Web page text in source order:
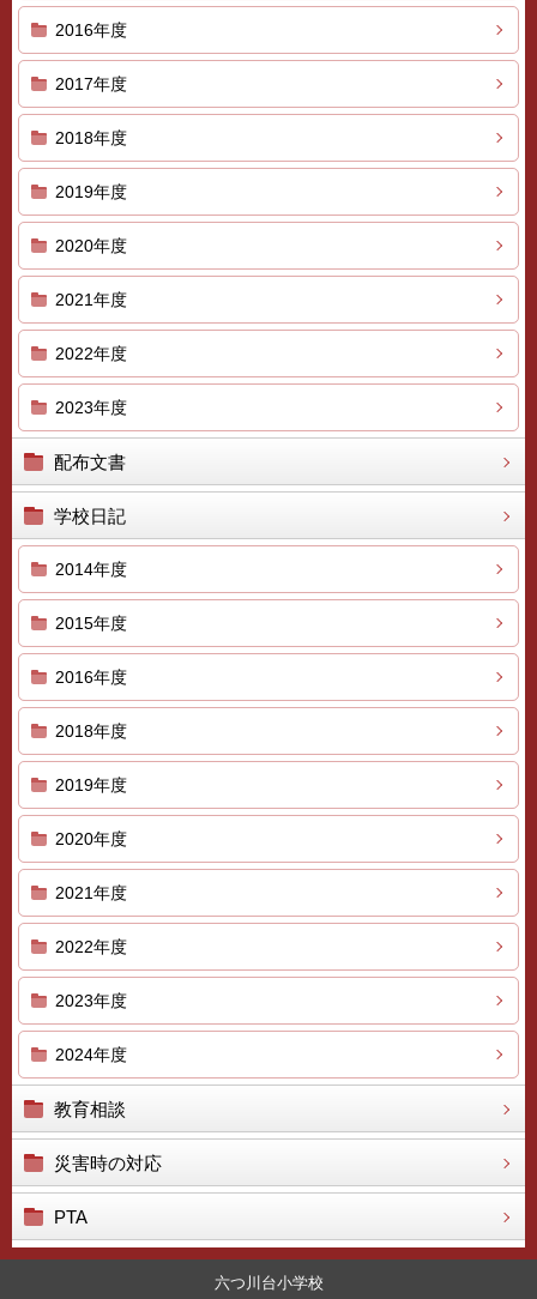
2016年度
2017年度
2018年度
2019年度
2020年度
2021年度
2022年度
2023年度
配布文書
学校日記
2014年度
2015年度
2016年度
2018年度
2019年度
2020年度
2021年度
2022年度
2023年度
2024年度
教育相談
災害時の対応
PTA
六つ川台小学校